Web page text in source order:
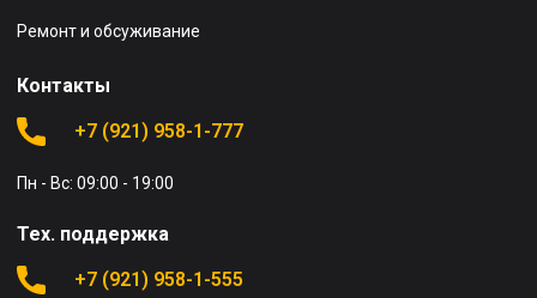
Ремонт и обсуживание
Контакты
+7 (921) 958-1-777
Пн - Вс: 09:00 - 19:00
Тех. поддержка
+7 (921) 958-1-555